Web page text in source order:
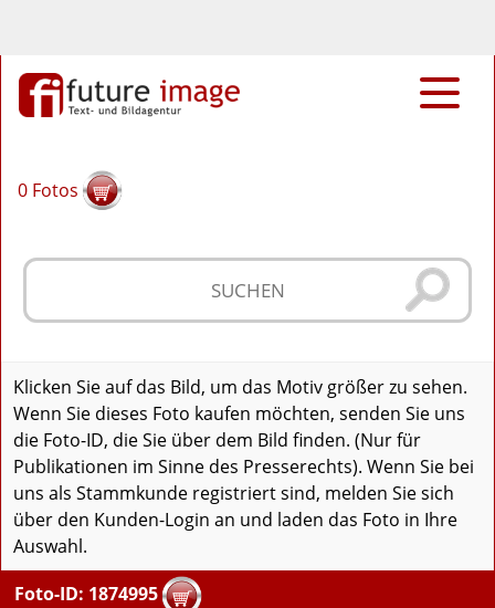
0 Fotos
Klicken Sie auf das Bild, um das Motiv größer zu sehen.
Wenn Sie dieses Foto kaufen möchten, senden Sie uns
die Foto-ID, die Sie über dem Bild finden. (Nur für
Publikationen im Sinne des Presserechts). Wenn Sie bei
uns als Stammkunde registriert sind, melden Sie sich
über den Kunden-Login an und laden das Foto in Ihre
Auswahl.
Foto-ID: 1874995